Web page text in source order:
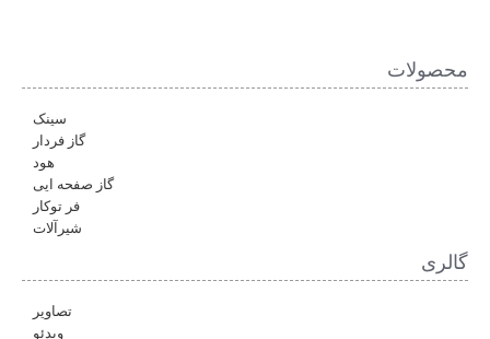
محصولات
سینک
گاز فردار
هود
گاز صفحه ایی
فر توکار
شیرآلات
گالری
تصاویر
ویدئو